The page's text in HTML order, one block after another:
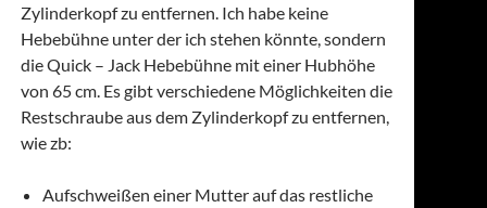
Zylinderkopf zu entfernen. Ich habe keine
Hebebühne unter der ich stehen könnte, sondern
die Quick – Jack Hebebühne mit einer Hubhöhe
von 65 cm. Es gibt verschiedene Möglichkeiten die
Restschraube aus dem Zylinderkopf zu entfernen,
wie zb:
Aufschweißen einer Mutter auf das restliche